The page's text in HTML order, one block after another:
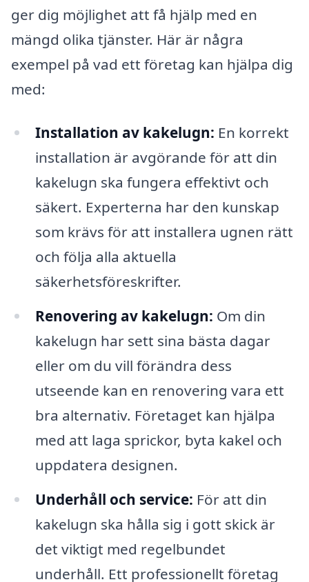
ger dig möjlighet att få hjälp med en
mängd olika tjänster. Här är några
exempel på vad ett företag kan hjälpa dig
med:
Installation av kakelugn: En korrekt
installation är avgörande för att din
kakelugn ska fungera effektivt och
säkert. Experterna har den kunskap
som krävs för att installera ugnen rätt
och följa alla aktuella
säkerhetsföreskrifter.
Renovering av kakelugn: Om din
kakelugn har sett sina bästa dagar
eller om du vill förändra dess
utseende kan en renovering vara ett
bra alternativ. Företaget kan hjälpa
med att laga sprickor, byta kakel och
uppdatera designen.
Underhåll och service: För att din
kakelugn ska hålla sig i gott skick är
det viktigt med regelbundet
underhåll. Ett professionellt företag